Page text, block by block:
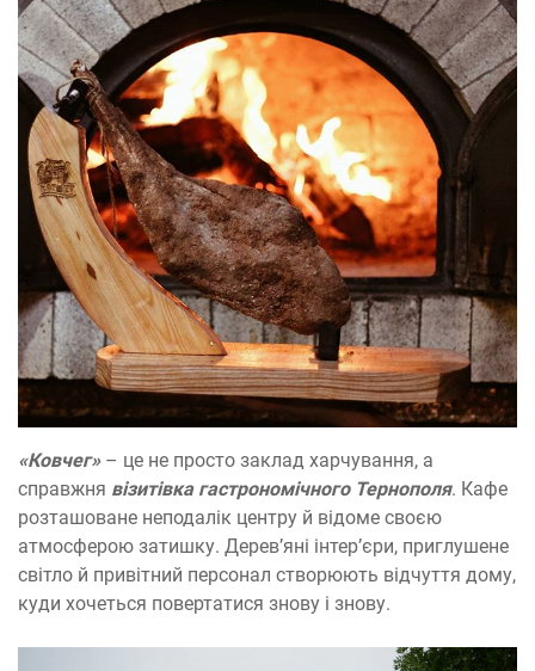
«Ковчег»– це не просто заклад харчування, а
справжня візитівка гастрономічного Тернополя. Кафе
розташоване неподалік центру й відоме своєю
атмосферою затишку. Дерев’яні інтер’єри, приглушене
світло й привітний персонал створюють відчуття дому,
куди хочеться повертатися знову і знову.